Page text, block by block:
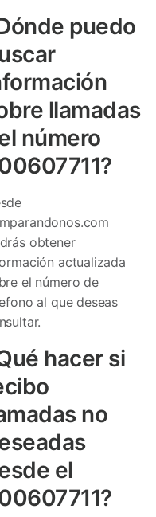
puedo
llamadas
número
obtener
actualizada
el número de
al que deseas
hacer si
no
el